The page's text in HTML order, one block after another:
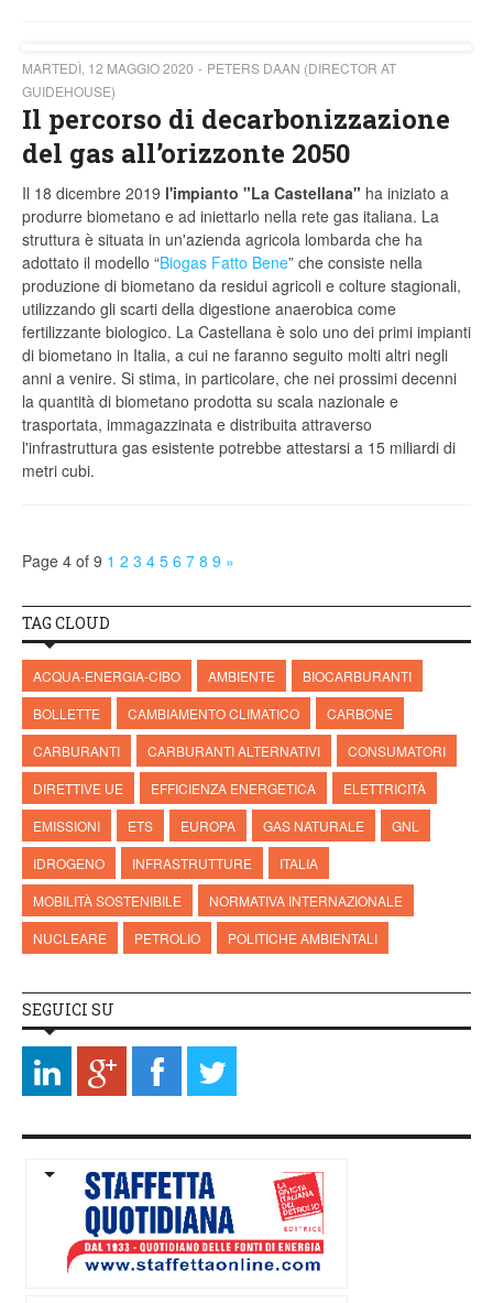
MARTEDÌ, 12 MAGGIO 2020
PETERS DAAN (DIRECTOR AT
GUIDEHOUSE)
Il percorso di decarbonizzazione
del gas all’orizzonte 2050
Il 18 dicembre 2019 l'impianto "La Castellana" ha iniziato a
produrre biometano e ad iniettarlo nella rete gas italiana. La
struttura è situata in un'azienda agricola lombarda che ha
adottato il modello “Biogas Fatto Bene” che consiste nella
produzione di biometano da residui agricoli e colture stagionali,
utilizzando gli scarti della digestione anaerobica come
fertilizzante biologico. La Castellana è solo uno dei primi impianti
di biometano in Italia, a cui ne faranno seguito molti altri negli
anni a venire. Si stima, in particolare, che nei prossimi decenni
la quantità di biometano prodotta su scala nazionale e
trasportata, immagazzinata e distribuita attraverso
l'infrastruttura gas esistente potrebbe attestarsi a 15 miliardi di
metri cubi.
Page 4 of 9 1 2 3 4 5 6 7 8 9 »
TAG CLOUD
ACQUA-ENERGIA-CIBO AMBIENTE
BIOCARBURANTI
BOLLETTE
CAMBIAMENTO CLIMATICO
CARBONE
CARBURANTI
CARBURANTI ALTERNATIVI
CONSUMATORI
DIRETTIVE UE
EFFICIENZA ENERGETICA
ELETTRICITÀ
EMISSIONI
ETS EUROPA GAS NATURALE
GNL
IDROGENO
INFRASTRUTTURE
ITALIA
MOBILITÀ SOSTENIBILE
NORMATIVA INTERNAZIONALE
NUCLEARE
PETROLIO POLITICHE AMBIENTALI
SEGUICI SU